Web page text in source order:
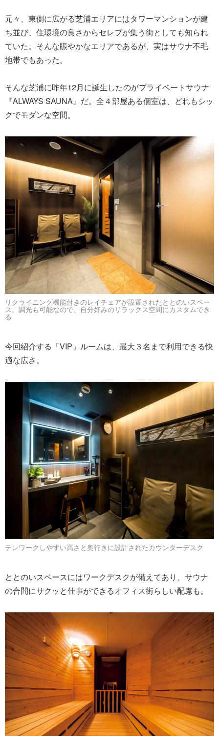
元々、東側に広がる芝浦エリアにはタワーマンションが建
ち並び、住環境の良さからセレブが集う街としても知られ
ていた。そんな賑やかなエリアであるが、実はサウナ不毛
地帯でもあった。
そんな芝浦に昨年12月に誕生したのがプライベートサウナ
『ALWAYS SAUNA』だ。全４部屋ある個室は、どれもシッ
クでモダンな空間。
リクライニング機能付きのレイチェアが設置されたととのいスペー
ス。調光も可能なので、自分好みのリラックス空間にカスタムでき
る
今回紹介する「VIP」ルームは、最大３名まで利用できる快
適な広さ。
テレワークしやすい高さと奥行きに設計されたカウンターデスク
ととのいスペースにはワークデスクが備えてあり、サウナ
の合間にサクッと仕事ができるオフィス街らしい配慮も。